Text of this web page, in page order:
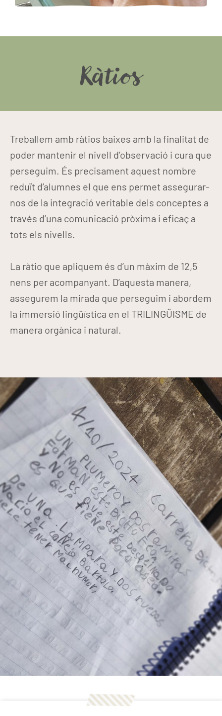
Ràtios
Treballem amb ràtios baixes amb la finalitat de
poder mantenir el nivell d’observació i cura que
perseguim. És precisament aquest nombre
reduït d’alumnes el que ens permet assegurar-
nos de la integració veritable dels conceptes a
través d’una comunicació pròxima i eficaç a
tots els nivells.
La ràtio que apliquem és d’un màxim de 12,5
nens per acompanyant. D’aquesta manera,
assegurem la mirada que perseguim i abordem
la immersió lingüística en el TRILINGÜISME de
manera orgànica i natural.